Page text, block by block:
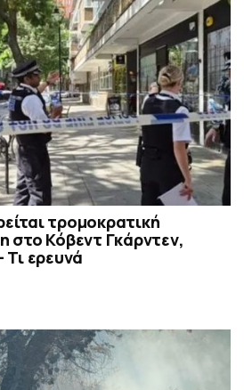
τρομοκρατική
στο Κόβεντ Γκάρντεν,
Τι ερευνά